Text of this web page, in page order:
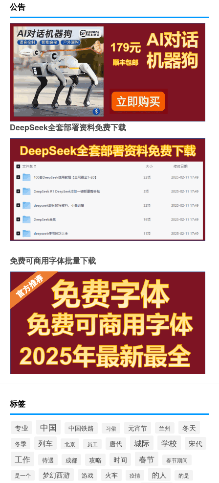
公告
DeepSeek全套部署资料免费下载
免费可商用字体批量下载
标签
专业 中国 中国铁路 习俗 元宵节 兰州 冬天
冬季 列车 北京 员工 唐代 城际 学校 宋代
工作 待遇 成都 攻略 时间 春节 春节期间
是一个 梦幻西游 游戏 火车 疫情 的人 的是